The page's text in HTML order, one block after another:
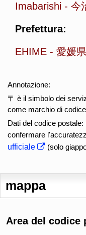
Imabarishi - 今
Prefettura:
EHIME - 愛媛県
Annotazione:
〒 è il simbolo dei
come marchio di
Dati del codice
confermare
ufficiale
(solo
mappa
Area del codice